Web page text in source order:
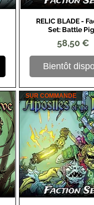
Aperçu
RELIC BLADE -
Set: Battle
Prix
58,50 €
Bientôt
SUR COMMANDE